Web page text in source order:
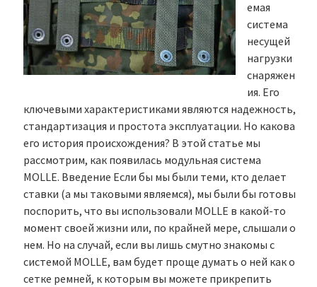
емая
система
несущей
нагрузки
снаряжен
ия. Его
ключевыми характеристиками являются надежность,
стандартизация и простота эксплуатации. Но какова
его история происхождения? В этой статье мы
рассмотрим, как появилась модульная система
MOLLE. Введение Если бы мы были теми, кто делает
ставки (а мы таковыми являемся), мы были бы готовы
поспорить, что вы использовали MOLLE в какой-то
момент своей жизни или, по крайней мере, слышали о
нем. Но на случай, если вы лишь смутно знакомы с
системой MOLLE, вам будет проще думать о ней как о
сетке ремней, к которым вы можете прикрепить